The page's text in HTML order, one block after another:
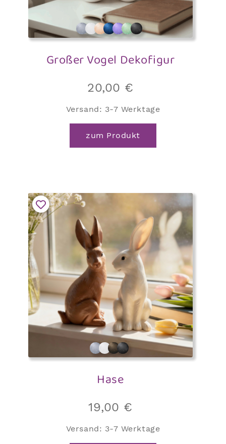
Großer Vogel Dekofigur
20,00 €
Versand: 3-7 Werktage
zum Produkt
Hase
19,00 €
Versand: 3-7 Werktage